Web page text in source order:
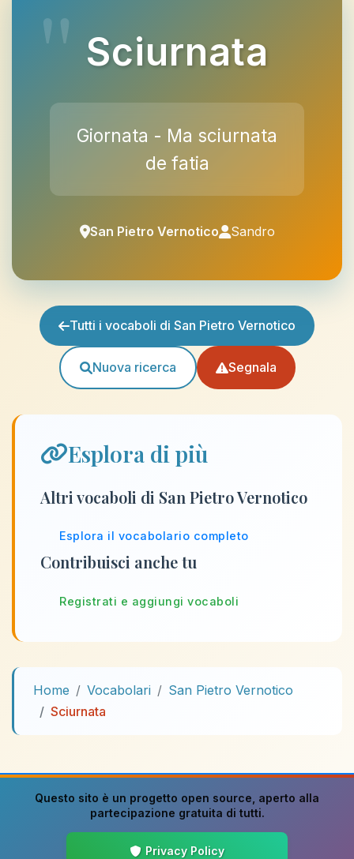
Sciurnata
Giornata - Ma sciurnata
de fatia
San Pietro Vernotico Sandro
Tutti i vocaboli di San Pietro Vernotico
Nuova ricerca Segnala
Esplora di più
Altri vocaboli di San Pietro Vernotico
Esplora il vocabolario completo
Contribuisci anche tu
Registrati e aggiungi vocaboli
Home Vocabolari
San Pietro Vernotico
Sciurnata
Questo sito è un progetto open source , aperto alla
partecipazione gratuita di tutti.
Privacy Policy